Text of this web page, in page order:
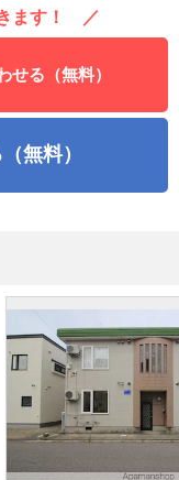
ます！ ／
せる（無料）
無料）